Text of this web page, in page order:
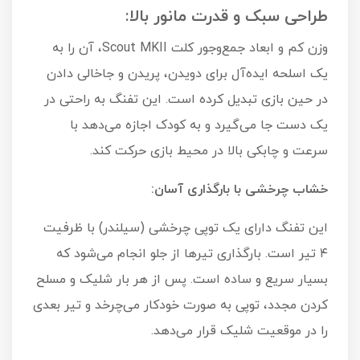
طراحی سبک و قدرت مانور بالا:
وزن کم و ابعاد جمع‌وجور کلت Scout MKII، آن را به
یک اسلحه ایده‌آل برای دویدن، پریدن و جاخالی دادن
در حین بازی تبدیل کرده است. این تفنگ به راحتی در
یک دست جا می‌گیرد و به کودک اجازه می‌دهد با
سرعت و چابکی بالا در محیط بازی حرکت کند.
خشاب چرخشی با بارگذاری آسان:
این تفنگ دارای یک توپی چرخشی (سیلندر) با ظرفیت
۴ تیر است. بارگذاری تیرها از جلو انجام می‌شود که
بسیار سریع و ساده است. پس از هر بار شلیک و مسلح
کردن مجدد، توپی به صورت خودکار می‌چرخد و تیر بعدی
را در موقعیت شلیک قرار می‌دهد.